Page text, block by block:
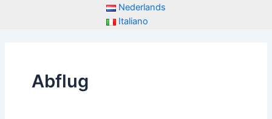
Nederlands
Italiano
Abflug